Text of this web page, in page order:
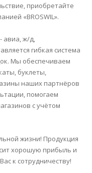
приобретайте
«BROSWIL».
авиа, ж/д,
гибкая система
Мы обеспечиваем
буклеты,
наших партнёров
помогаем
с учётом
жизни! Продукция
хорошую прибыль и
к сотрудничеству!